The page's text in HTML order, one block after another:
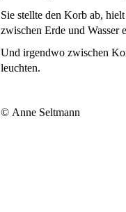
Sie stellte den Korb ab,
zwischen Erde und Wasser
Und irgendwo zwischen
leuchten.
© Anne Seltmann